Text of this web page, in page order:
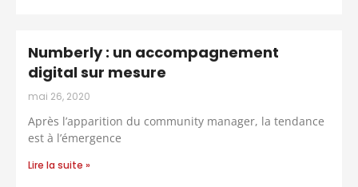
Numberly : un accompagnement
digital sur mesure
mai 26, 2020
Après l’apparition du community manager, la tendance
est à l’émergence
Lire la suite »